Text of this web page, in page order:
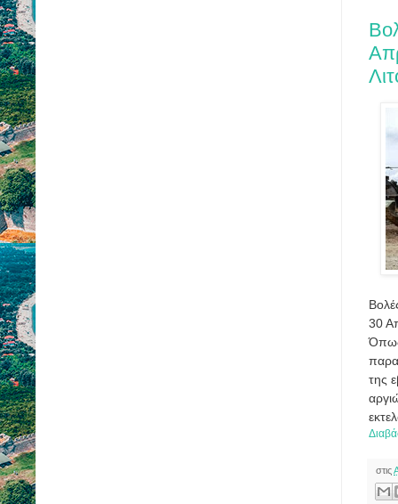
30
Όπως
της
στις